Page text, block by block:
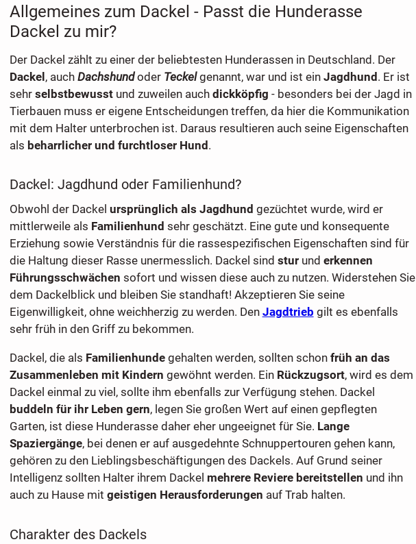
Allgemeines zum Dackel - Passt die Hunderasse
Dackel zu mir?
Der Dackel zählt zu einer der beliebtesten Hunderassen in Deutschland. Der
Dackel, auch Dachshundoder Teckelgenannt, war und ist ein Jagdhund. Er ist
sehr selbstbewusstund zuweilen auch dickköpfig - besonders bei der Jagd in
Tierbauen muss er eigene Entscheidungen treffen, da hier die Kommunikation
mit dem Halter unterbrochen ist. Daraus resultieren auch seine Eigenschaften
als beharrlicher und furchtloser Hund.
Dackel: Jagdhund oder Familienhund?
Obwohl der Dackel ursprünglich als Jagdhund gezüchtet wurde, wird er
mittlerweile als Familienhund sehr geschätzt. Eine gute und konsequente
Erziehung sowie Verständnis für die rassespezifischen Eigenschaften sind für
die Haltung dieser Rasse unermesslich. Dackel sind sturund erkennen
Führungsschwächen sofort und wissen diese auch zu nutzen. Widerstehen Sie
dem Dackelblick und bleiben Sie standhaft! Akzeptieren Sie seine
Eigenwilligkeit, ohne weichherzig zu werden. Den Jagdtrieb gilt es ebenfalls
sehr früh in den Griff zu bekommen.
Dackel, die als Familienhunde gehalten werden, sollten schon früh an das
Zusammenleben mit Kindern gewöhnt werden. Ein Rückzugsort, wird es dem
Dackel einmal zu viel, sollte ihm ebenfalls zur Verfügung stehen. Dackel
buddeln für ihr Leben gern, legen Sie großen Wert auf einen gepflegten
Garten, ist diese Hunderasse daher eher ungeeignet für Sie. Lange
Spaziergänge, bei denen er auf ausgedehnte Schnuppertouren gehen kann,
gehören zu den Lieblingsbeschäftigungen des Dackels. Auf Grund seiner
Intelligenz sollten Halter ihrem Dackel mehrere Reviere bereitstellen und ihn
auch zu Hause mit geistigen Herausforderungen auf Trab halten.
Charakter des Dackels